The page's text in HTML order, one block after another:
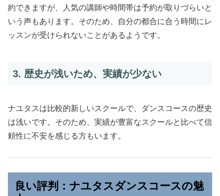
約できますが、人気の講師や時間帯は予約が取りづらいと
いう声もあります。そのため、自分の都合に合う時間にレ
ッスンが受けられないことがあるようです。
3. 歴史が浅いため、実績が少ない
ナユタスは比較的新しいスクールで、ダンスコースの歴史
は浅いです。そのため、実績が豊富なスクールと比べて信
頼性に不安を感じる方もいます。
良い評判：ナユタスダンスコースの魅